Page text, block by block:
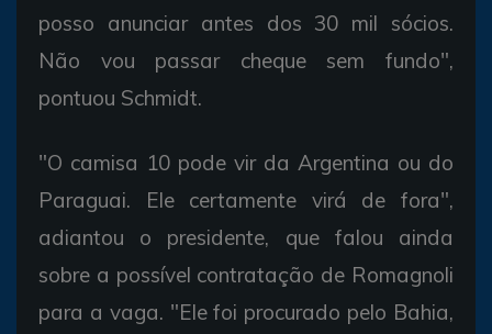
posso anunciar antes dos 30 mil sócios.
Não vou passar cheque sem fundo",
pontuou Schmidt.
"O camisa 10 pode vir da Argentina ou do
Paraguai. Ele certamente virá de fora",
adiantou o presidente, que falou ainda
sobre a possível contratação de Romagnoli
para a vaga. "Ele foi procurado pelo Bahia,